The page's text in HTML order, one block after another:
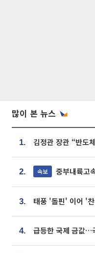
많이 본 뉴스
1.
2. 속보 중부내륙고
3.
4. 급등한 국제 금값…